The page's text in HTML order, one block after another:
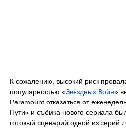
К сожалению, высокий риск
популярностью «Звёздных Войн»
Paramount отказаться от
Пути» и съёмка нового сериала
готовый сценарий одной из серий